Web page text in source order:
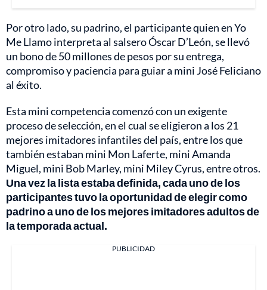
Por otro lado, su padrino, el participante quien en Yo
Me Llamo interpreta al salsero Óscar D’León, se llevó
un bono de 50 millones de pesos por su entrega,
compromiso y paciencia para guiar a mini José Feliciano
al éxito.
Esta mini competencia comenzó con un exigente
proceso de selección, en el cual se eligieron a los 21
mejores imitadores infantiles del país, entre los que
también estaban mini Mon Laferte, mini Amanda
Miguel, mini Bob Marley, mini Miley Cyrus, entre otros.
Una vez la lista estaba definida, cada uno de los
participantes tuvo la oportunidad de elegir como
padrino a uno de los mejores imitadores adultos de
la temporada actual.
PUBLICIDAD